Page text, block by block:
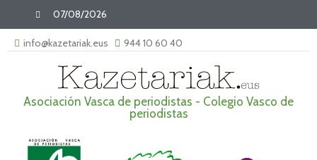
07/08/2026
info@kazetariak.eus 944 10 60 40
Asociación Vasca de periodistas - Colegio Vasco de
periodistas